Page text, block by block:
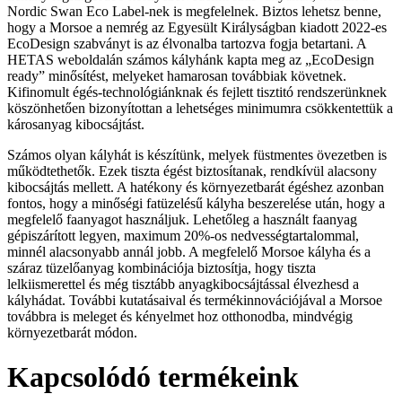
Nordic Swan Eco Label-nek is megfelelnek. Biztos lehetsz benne,
hogy a Morsoe a nemrég az Egyesült Királyságban kiadott 2022-es
EcoDesign szabványt is az élvonalba tartozva fogja betartani. A
HETAS weboldalán számos kályhánk kapta meg az „EcoDesign
ready” minősítést, melyeket hamarosan továbbiak követnek.
Kifinomult égés-technológiánknak és fejlett tisztitó rendszerünknek
köszönhetően bizonyítottan a lehetséges minimumra csökkentettük a
károsanyag kibocsájtást.
Számos olyan kályhát is készítünk, melyek füstmentes övezetben is
működtethetők. Ezek tiszta égést biztosítanak, rendkívül alacsony
kibocsájtás mellett. A hatékony és környezetbarát égéshez azonban
fontos, hogy a minőségi fatüzelésű kályha beszerelése után, hogy a
megfelelő faanyagot használjuk. Lehetőleg a használt faanyag
gépiszárított legyen, maximum 20%-os nedvességtartalommal,
minnél alacsonyabb annál jobb. A megfelelő Morsoe kályha és a
száraz tüzelőanyag kombinációja biztosítja, hogy tiszta
lelkiismerettel és még tisztább anyagkibocsájtással élvezhesd a
kályhádat. További kutatásaival és termékinnovációjával a Morsoe
továbbra is meleget és kényelmet hoz otthonodba, mindvégig
környezetbarát módon.
Kapcsolódó termékeink